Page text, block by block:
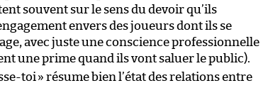
souvent sur le sens du devoir qu’ils
envers des joueurs dont ils se
avec juste une conscience professionnelle
une prime quand ils vont saluer le public).
toi » résume bien l’état des relations entre